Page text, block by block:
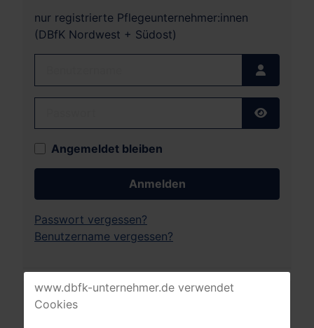
nur registrierte Pflegeunternehmer:innen
(DBfK Nordwest + Südost)
Angemeldet bleiben
Anmelden
Passwort vergessen?
Benutzername vergessen?
Leistungsrechner
Pflegeversicherung
www.dbfk-unternehmer.de verwendet
Cookies